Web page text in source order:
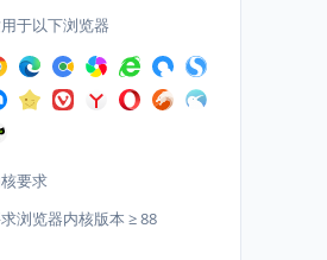
于以下浏览器
要求
浏览器内核版本 ≥ 88